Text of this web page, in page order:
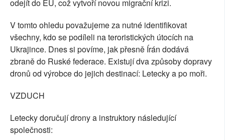
odejít do EU, což vytvoří novou migrační krizi.
V tomto ohledu považujeme za nutné identifikovat
všechny, kdo se podíleli na teroristických útocích na
Ukrajince. Dnes si povíme, jak přesně Írán dodává
zbraně do Ruské federace. Existují dva způsoby dopravy
dronů od výrobce do jejich destinací: Letecky a po moři.
VZDUCH
Letecky doručují drony a instruktory následující
společnosti: